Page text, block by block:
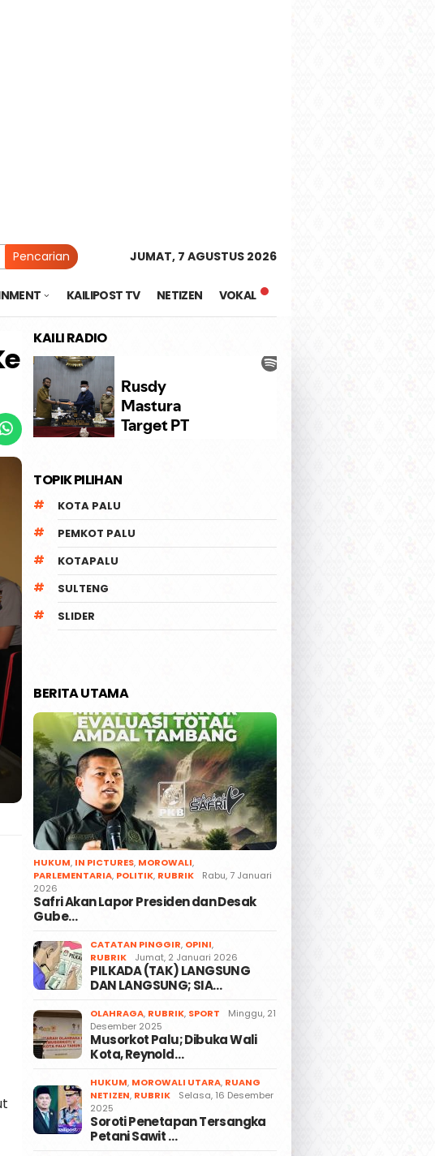
Pencarian JUMAT, 7 AGUSTUS 2026
KAILIPOST TV NETIZEN VOKAL
KAILI RADIO
TOPIK PILIHAN
KOTA PALU
PEMKOT PALU
KOTAPALU
SULTENG
SLIDER
BERITA UTAMA
HUKUM, IN PICTURES, MOROWALI,
PARLEMENTARIA, POLITIK, RUBRIK
Rabu, 7 Januari
2026
Safri Akan Lapor Presiden dan Desak
Gube…
CATATAN PINGGIR, OPINI,
RUBRIK
Jumat, 2 Januari 2026
PILKADA (TAK) LANGSUNG
DAN LANGSUNG; SIA…
OLAHRAGA, RUBRIK, SPORT
Minggu, 21
Desember 2025
Musorkot Palu; Dibuka Wali
Kota, Reynold…
HUKUM, MOROWALI UTARA, RUANG
NETIZEN, RUBRIK
Selasa, 16 Desember
2025
Soroti Penetapan Tersangka
Petani Sawit …